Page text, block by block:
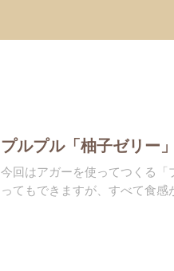
プルプル「柚子ゼリー
今回はアガーを使ってつくる
ってもできますが、すべて食感